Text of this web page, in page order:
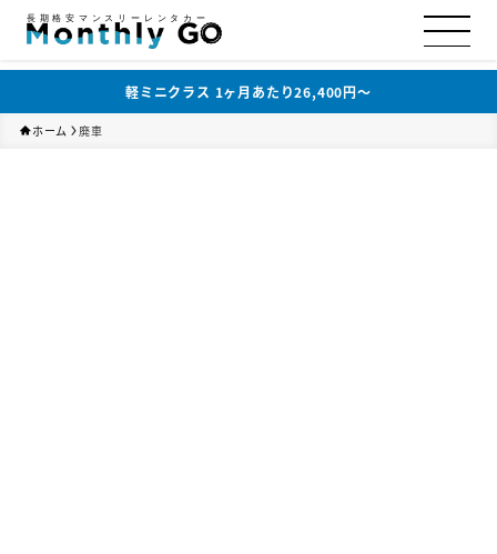
長期格安マンスリーレンタカー
軽ミニクラス 1ヶ月あたり26,400円〜
ホーム 廃車